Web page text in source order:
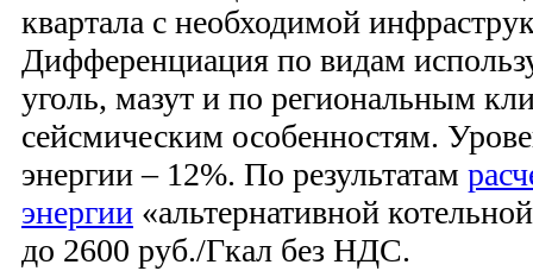
квартала с необходимой
Дифференциация по видам
уголь, мазут и по региональным
сейсмическим особенностям.
энергии – 12%. По результатам
энергии «альтернативной
до 2600 руб./Гкал без НДС.